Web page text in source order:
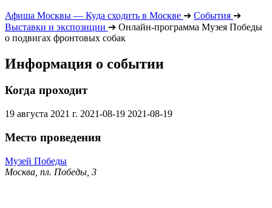
Афиша Москвы — Куда сходить в Москве ➔ События ➔
Выставки и экспозиции ➔ Онлайн-программа Музея Победы
о подвигах фронтовых собак
Информация о событии
Когда проходит
19 августа 2021 г. 2021-08-19 2021-08-19
Место проведения
Музей Победы
Москва, пл. Победы, 3